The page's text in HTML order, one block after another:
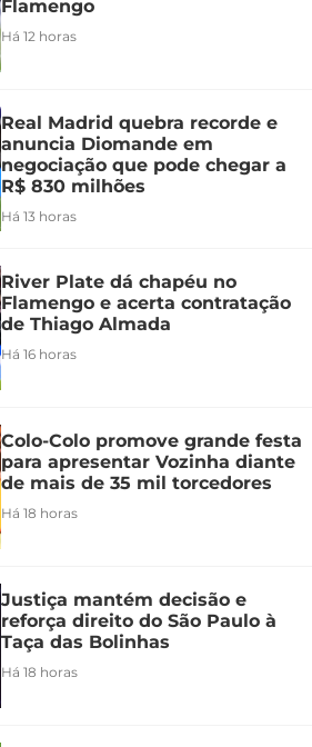
Flamengo
Há 12 horas
Real Madrid quebra recorde e
anuncia Diomande em
negociação que pode chegar a
R$ 830 milhões
Há 13 horas
River Plate dá chapéu no
Flamengo e acerta contratação
de Thiago Almada
Há 16 horas
Colo-Colo promove grande festa
para apresentar Vozinha diante
de mais de 35 mil torcedores
Há 18 horas
Justiça mantém decisão e
reforça direito do São Paulo à
Taça das Bolinhas
Há 18 horas